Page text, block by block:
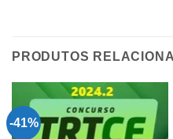
PRODUTOS
-41%